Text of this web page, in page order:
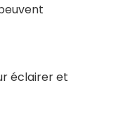
éclairer et